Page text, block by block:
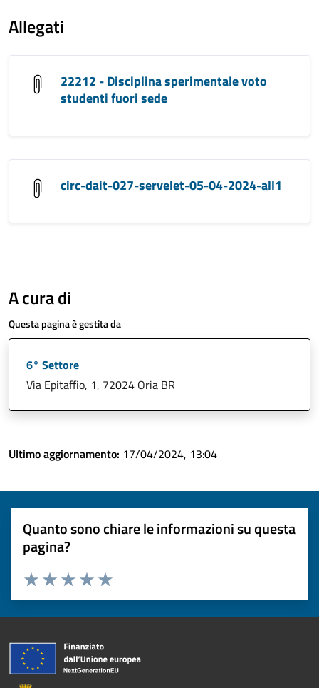
Allegati
22212 - Disciplina sperimentale voto
studenti fuori sede
circ-dait-027-servelet-05-04-2024-all1
A cura di
Questa pagina è gestita da
6° Settore
Via Epitaffio, 1, 72024 Oria BR
Ultimo aggiornamento: 17/04/2024, 13:04
Quanto sono chiare le informazioni su questa
pagina?
Valuta 5 stelle su 5
Valuta 4 stelle su 5
Valuta 3 stelle su 5
Valuta 2 stelle su 5
Valuta 1 stelle su 5